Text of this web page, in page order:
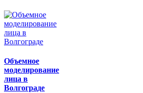
Объемное
моделирование
лица в
Волгограде